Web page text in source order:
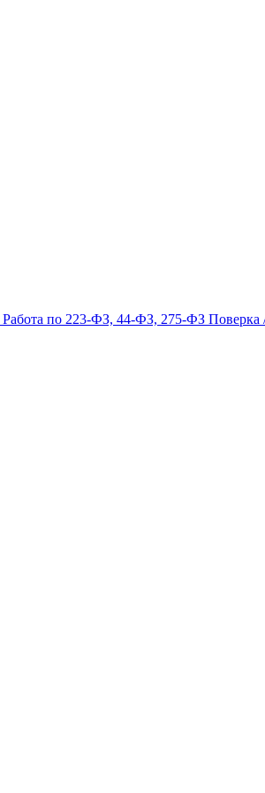
Работа по 223-ФЗ, 44-ФЗ, 275-ФЗ Поверка